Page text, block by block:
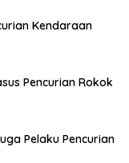
Kendaraan
Pencurian Rokok
Pelaku Pencurian